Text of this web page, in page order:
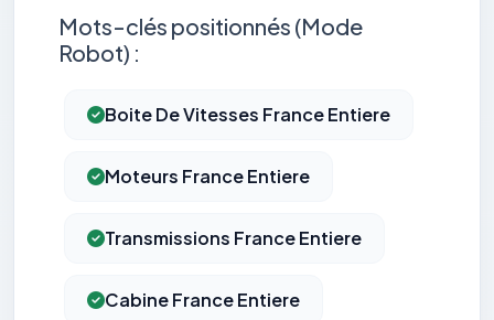
Mots-clés positionnés (Mode
Robot) :
Boite De Vitesses France Entiere
Moteurs France Entiere
Transmissions France Entiere
Cabine France Entiere